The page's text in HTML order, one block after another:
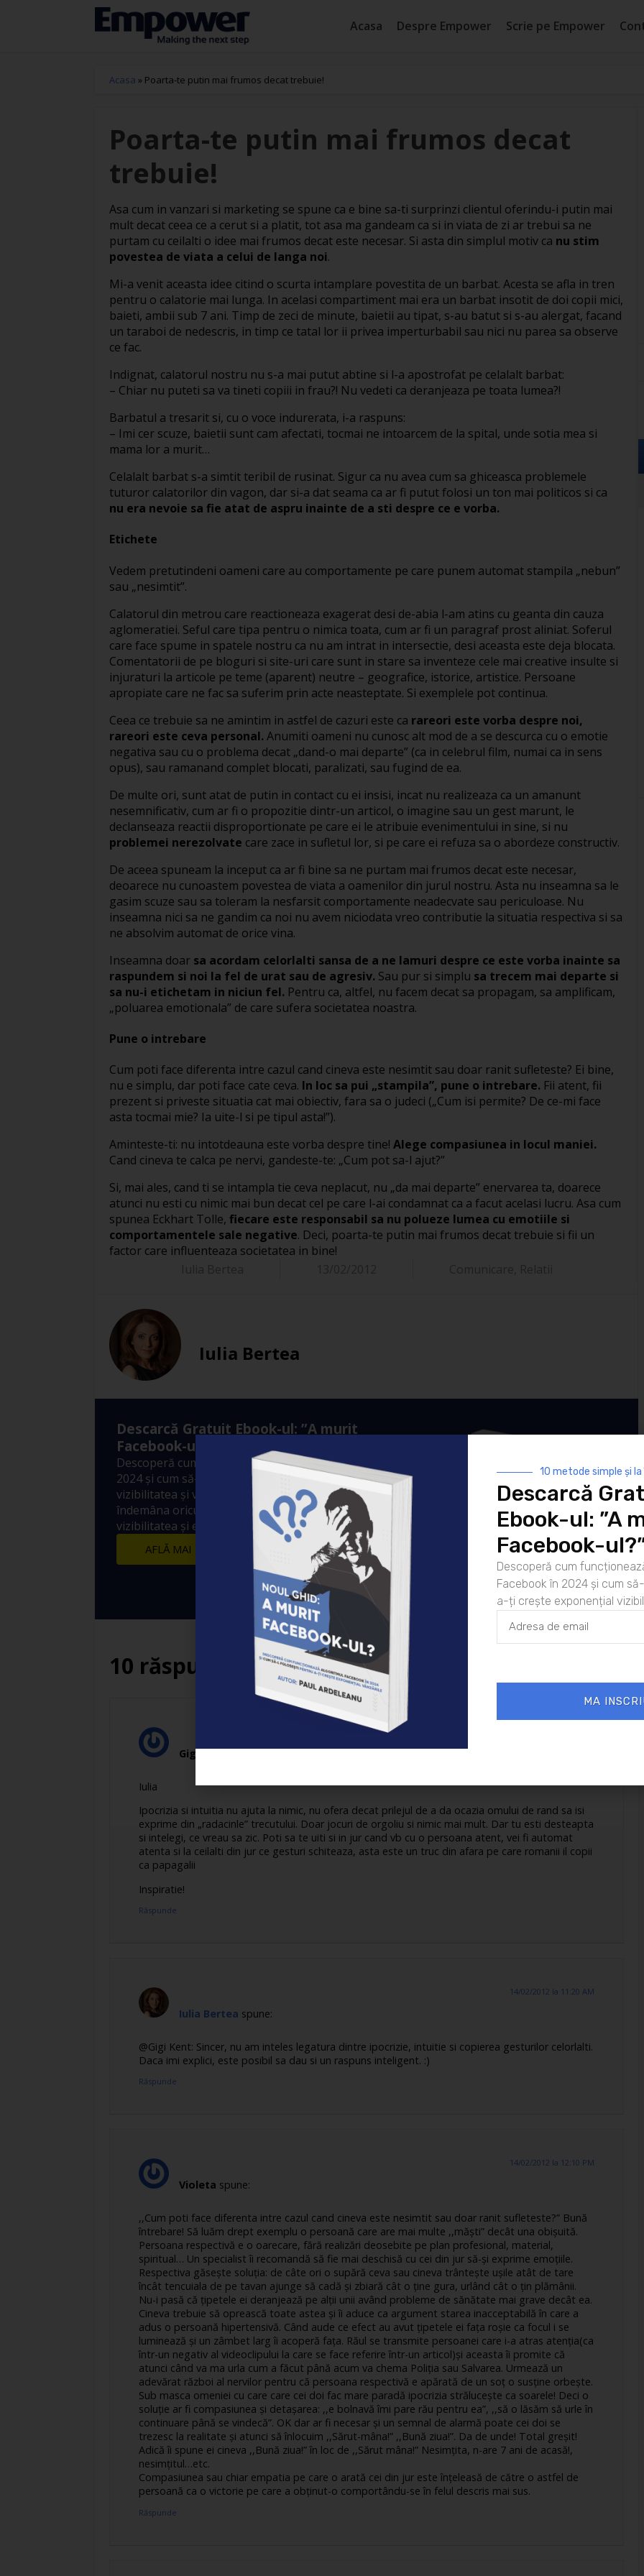
Acasa Despre Empower Scrie pe Empower
Acasa » Poarta-te putin mai frumos decat trebuie!
Poarta-te putin mai frumos decat
trebuie!
Asa cum in vanzari si marketing se spune ca e bine sa-ti surprinzi clientul oferindu-i putin mai
mult decat ceea ce a cerut si a platit, tot asa ma gandeam ca si in viata de zi ar trebui sa ne
purtam cu ceilalti o idee mai frumos decat este necesar. Si asta din simplul motiv ca nu stim
povestea de viata a celui de langa noi.
Mi-a venit aceasta idee citind o scurta intamplare povestita de un barbat. Acesta se afla in tren
pentru o calatorie mai lunga. In acelasi compartiment mai era un barbat insotit de doi copii mici,
baieti, ambii sub 7 ani. Timp de zeci de minute, baietii au tipat, s-au batut si s-au alergat, facand
un taraboi de nedescris, in timp ce tatal lor ii privea imperturbabil sau nici nu parea sa observe
ce fac.
Indignat, calatorul nostru nu s-a mai putut abtine si l-a apostrofat pe celalalt barbat:
– Chiar nu puteti sa va tineti copiii in frau?! Nu vedeti ca deranjeaza pe toata lumea?!
Barbatul a tresarit si, cu o voce indurerata, i-a raspuns:
– Imi cer scuze, baietii sunt cam afectati, tocmai ne intoarcem de la spital, unde sotia mea si
mama lor a murit…
Celalalt barbat s-a simtit teribil de rusinat. Sigur ca nu avea cum sa ghiceasca problemele
tuturor calatorilor din vagon, dar si-a dat seama ca ar fi putut folosi un ton mai politicos si ca
nu era nevoie sa fie atat de aspru inainte de a sti despre ce e vorba.
Etichete
Vedem pretutindeni oameni care au comportamente pe care punem automat stampila „nebun”
sau „nesimtit”.
Calatorul din metrou care reactioneaza exagerat desi de-abia l-am atins cu geanta din cauza
aglomeratiei. Seful care tipa pentru o nimica toata, cum ar fi un paragraf prost aliniat. Soferul
care face spume in spatele nostru ca nu am intrat in intersectie, desi aceasta este deja blocata.
Comentatorii de pe bloguri si site-uri care sunt in stare sa inventeze cele mai creative insulte si
injuraturi la articole pe teme (aparent) neutre – geografice, istorice, artistice. Persoane
apropiate care ne fac sa suferim prin acte neasteptate. Si exemplele pot continua.
Ceea ce trebuie sa ne amintim in astfel de cazuri este ca rareori este vorba despre noi,
rareori este ceva personal. Anumiti oameni nu cunosc alt mod de a se descurca cu o emotie
negativa sau cu o problema decat „dand-o mai departe” (ca in celebrul film, numai ca in sens
opus), sau ramanand complet blocati, paralizati, sau fugind de ea.
De multe ori, sunt atat de putin in contact cu ei insisi, incat nu realizeaza ca un amanunt
nesemnificativ, cum ar fi o propozitie dintr-un articol, o imagine sau un gest marunt, le
declanseaza reactii disproportionate pe care ei le atribuie evenimentului in sine, si nu
problemei nerezolvate care zace in sufletul lor, si pe care ei refuza sa o abordeze constructiv.
De aceea spuneam la inceput ca ar fi bine sa ne purtam mai frumos decat este necesar,
deoarece nu cunoastem povestea de viata a oamenilor din jurul nostru. Asta nu inseamna sa le
gasim scuze sau sa toleram la nesfarsit comportamente neadecvate sau periculoase. Nu
inseamna nici sa ne gandim ca noi nu avem niciodata vreo contributie la situatia respectiva si sa
ne absolvim automat de orice vina.
Inseamna doar sa acordam celorlalti sansa de a ne lamuri despre ce este vorba inainte sa
raspundem si noi la fel de urat sau de agresiv. Sau pur si simplu sa trecem mai departe si
sa nu-i etichetam in niciun fel. Pentru ca, altfel, nu facem decat sa propagam, sa amplificam,
„poluarea emotionala” de care sufera societatea noastra.
Pune o intrebare
Cum poti face diferenta intre cazul cand cineva este nesimtit sau doar ranit sufleteste? Ei bine,
nu e simplu, dar poti face cate ceva. In loc sa pui „stampila”, pune o intrebare. Fii atent, fii
prezent si priveste situatia cat mai obiectiv, fara sa o judeci („Cum isi permite? De ce-mi face
asta tocmai mie? Ia uite-l si pe tipul asta!”).
Aminteste-ti: nu intotdeauna este vorba despre tine! Alege compasiunea in locul maniei.
Cand cineva te calca pe nervi, gandeste-te: „Cum pot sa-l ajut?”
Si, mai ales, cand ti se intampla tie ceva neplacut, nu „da mai departe” enervarea ta, doarece
atunci nu esti cu nimic mai bun decat cel pe care l-ai condamnat ca a facut acelasi lucru. Asa cum
spunea Eckhart Tolle, fiecare este responsabil sa nu polueze lumea cu emotiile si
comportamentele sale negative. Deci, poarta-te putin mai frumos decat trebuie si fii un
factor care influenteaza societatea in bine!
Iulia Bertea
Descarcă Gratuit Ebook-ul: ”A murit
Facebook-ul?”
Descoperă cum funcționează Algoritmul Facebook în
2024 și cum să-l folosești pentru a-ți crește exponențial
vizibilitatea și vânzările! 10 metode simple și la
îndemâna oricui prin care să crești exponențial
vizibilitatea și engagement-ul postărilor tale.
AFLĂ MAI MULTE
10 răspunsuri
Gigi Kent
Iulia
Ipocrizia si intuitia nu ajuta la nimic, nu ofera decat prilejul de a da ocazia omului de rand sa isi
exprime din „radacinle” trecutului. Doar jocuri de orgoliu si nimic mai mult. Dar tu esti desteapta
si intelegi, ce vreau sa zic. Poti sa te uiti si in jur cand vb cu o persoana atent, vei fi automat
atenta si la ceilalti din jur ce gesturi schiteaza, asta este un truc din afara pe care romanii il copii
ca papagalii
Inspiratie!
Răspunde
Iulia Bertea spune:
14/02/2012 la 11:20 AM
@Gigi Kent: Sincer, nu am inteles legatura dintre ipocrizie, intuitie si copierea gesturilor celorlalti.
Daca imi explici, este posibil sa dau si un raspuns inteligent. :)
Răspunde
Violeta spune:
14/02/2012 la 12:10 PM
,,Cum poti face diferenta intre cazul cand cineva este nesimtit sau doar ranit sufleteste?” Bună
întrebare! Să luăm drept exemplu o persoană care are mai multe ,,măști” decât una obișuită.
Persoana respectivă e o oarecare, fără realizări deosebite pe plan profesional, material,
spiritual… Un specialist îi recomandă să fie mai deschisă cu cei din jur să-și exprime emoțiile.
Respectiva găsește soluția: de câte ori o supără ceva sau cineva trântește ușile atât de tare
încât tencuiala de pe tavan ajunge să cadă și zbiară cât o ține gura, urlând cât o țin plămânii.
Nu-i pasă că țipetele ei deranjează pe alții unii având probleme de sănătate mai grave decât ea.
Cineva trebuie să oprească toate astea și îi aduce ca argument starea inacceptabilă în care a
adus o persoană hipertensivă. Când aude ce efect au avut țipetele ei fața roșie ca focul i se
luminează și un zâmbet larg îi acoperă fața. Răul se transmite persoanei care i-a atras atenția(ca
într-un negativ al videoclipului la care se face referire într-un articol)și aceasta îi promite că
atunci când va ma urla cum a făcut până acum va chema Poliția sau Salvarea. Urmează un
adevărat război al nervilor pentru că persoana respectivă e apărată de un soț o susține orbește.
Sub masca omeniei cu care care cei doi fac mare paradă ipocrizia strălucește ca soarele! Deci o
soluție ar fi compasiunea și detașarea: ,,e bolnavă îmi pare rău pentru ea”, ,,să o lăsăm să urle în
continuare până se vindecă”. OK dar ar fi necesar și un semnal de alarmă poate cei doi se
trezesc la realitate și atunci să înlocuim ,,Sărut-mâna!” ,,Bună ziua!”. Da de unde! Total greșit!
Adică îi spune ei cineva ,,Bună ziua!” în loc de ,,Sărut mâna!” Nesimțita, n-are 7 ani de acasă!,
nesimțitul…etc.
Compasiunea sau chiar empatia pe care o arată cei din jur este înțeleasă de către o astfel de
persoană ca o victorie pe care a obținut-o comportându-se în felul descris mai sus.
Răspunde
10 metode simple și
Descarcă
Ebook-ul: ”A
Facebook-
Descoperă cum
Facebook în 2024 și cum
a-ți crește exponențial
MA